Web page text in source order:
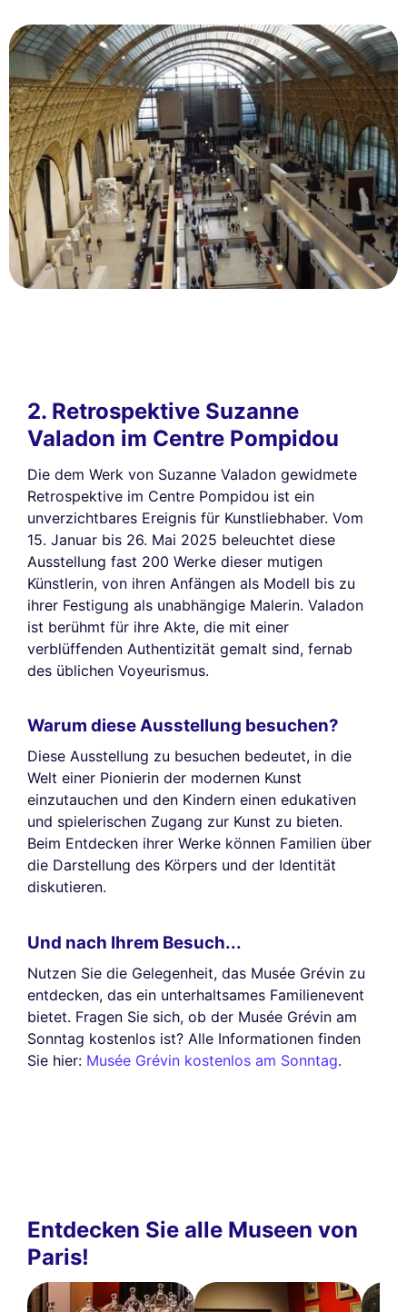
2. Retrospektive Suzanne
Valadon im Centre Pompidou
Die dem Werk von Suzanne Valadon gewidmete
Retrospektive im Centre Pompidou ist ein
unverzichtbares Ereignis für Kunstliebhaber. Vom
15. Januar bis 26. Mai 2025 beleuchtet diese
Ausstellung fast 200 Werke dieser mutigen
Künstlerin, von ihren Anfängen als Modell bis zu
ihrer Festigung als unabhängige Malerin. Valadon
ist berühmt für ihre Akte, die mit einer
verblüffenden Authentizität gemalt sind, fernab
des üblichen Voyeurismus.
Warum diese Ausstellung besuchen?
Diese Ausstellung zu besuchen bedeutet, in die
Welt einer Pionierin der modernen Kunst
einzutauchen und den Kindern einen edukativen
und spielerischen Zugang zur Kunst zu bieten.
Beim Entdecken ihrer Werke können Familien über
die Darstellung des Körpers und der Identität
diskutieren.
Und nach Ihrem Besuch...
Nutzen Sie die Gelegenheit, das Musée Grévin zu
entdecken, das ein unterhaltsames Familienevent
bietet. Fragen Sie sich, ob der Musée Grévin am
Sonntag kostenlos ist? Alle Informationen finden
Sie hier: Musée Grévin kostenlos am Sonntag.
Entdecken Sie alle Museen von
Paris!